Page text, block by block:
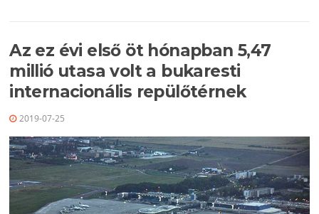
Az ez évi első öt hónapban 5,47
millió utasa volt a bukaresti
internacionális repülőtérnek
2019-07-25